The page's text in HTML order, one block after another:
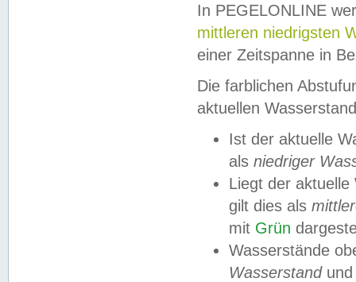
In PEGELONLINE
mittleren niedrigsten
einer Zeitspanne in
Die farblichen
aktuellen
Ist der aktuelle
als niedriger
Liegt der
gilt dies als
mit Grün
Wasserstände
Wasserstandund